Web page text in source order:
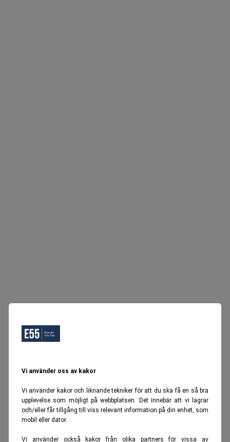
Vi använder oss av kakor
Vi använder kakor och liknande tekniker för att du ska få en så bra
upplevelse som möjligt på webbplatsen. Det innebär att vi lagrar
och/eller får tillgång till viss relevant information på din enhet, som
mobil eller dator.
Vi använder också kakor från olika partners för vissa av